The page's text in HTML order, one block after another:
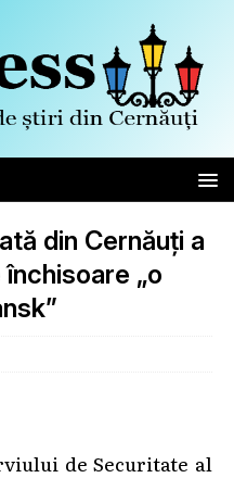
din Cernăuți a
„o
de Securitate al